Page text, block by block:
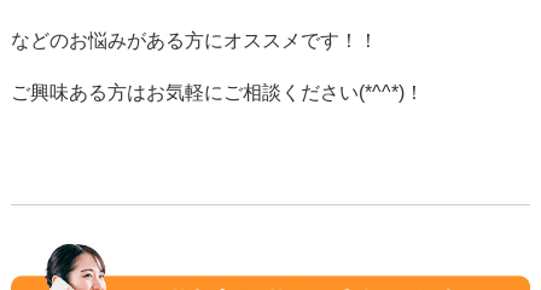
などのお悩みがある方にオススメです！！
ご興味ある方はお気軽にご相談ください(*^^*)！